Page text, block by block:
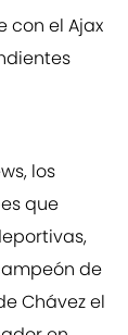
con el Ajax
los
que
de
Chávez el